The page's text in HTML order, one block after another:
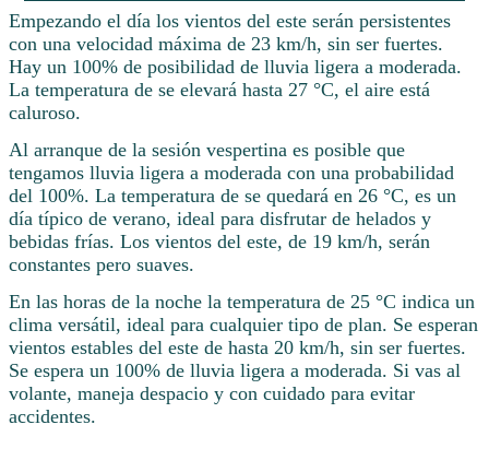
Empezando el día los vientos del este serán persistentes
con una velocidad máxima de 23 km/h, sin ser fuertes.
Hay un 100% de posibilidad de lluvia ligera a moderada.
La temperatura de se elevará hasta 27 °C, el aire está
caluroso.
Al arranque de la sesión vespertina es posible que
tengamos lluvia ligera a moderada con una probabilidad
del 100%. La temperatura de se quedará en 26 °C, es un
día típico de verano, ideal para disfrutar de helados y
bebidas frías. Los vientos del este, de 19 km/h, serán
constantes pero suaves.
En las horas de la noche la temperatura de 25 °C indica un
clima versátil, ideal para cualquier tipo de plan. Se esperan
vientos estables del este de hasta 20 km/h, sin ser fuertes.
Se espera un 100% de lluvia ligera a moderada. Si vas al
volante, maneja despacio y con cuidado para evitar
accidentes.